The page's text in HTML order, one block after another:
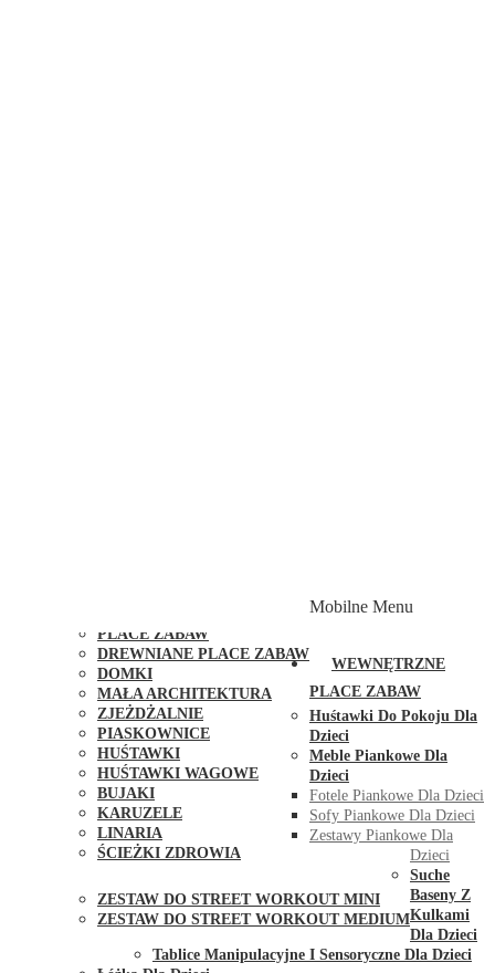
PLACE ZABAW
DREWNIANE PLACE ZABAW
DOMKI
MAŁA ARCHITEKTURA
ZJEŻDŻALNIE
PIASKOWNICE
HUŚTAWKI
HUŚTAWKI WAGOWE
BUJAKI
KARUZELE
LINARIA
ŚCIEŻKI ZDROWIA
ZESTAW DO STREET WORKOUT MINI
ZESTAW DO STREET WORKOUT MEDIUM
Mobilne Menu
WEWNĘTRZNE
PLACE ZABAW
Huśtawki Do Pokoju Dla
Dzieci
Meble Piankowe Dla
Dzieci
Fotele Piankowe Dla Dzieci
Sofy Piankowe Dla Dzieci
Zestawy Piankowe Dla
Dzieci
Suche
Baseny Z
Kulkami
Dla Dzieci
Tablice Manipulacyjne I Sensoryczne Dla Dzieci